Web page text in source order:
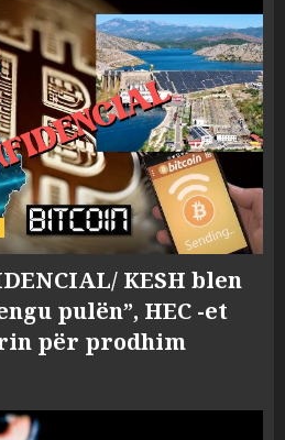
KESH blen
pulën”, HEC -et
për prodhim